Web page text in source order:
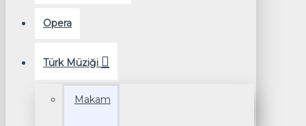
Opera
Türk Müziği
Makam